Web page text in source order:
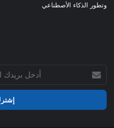
وتطور الذكاء الأصطناعي
بريدك
الإلكتروني